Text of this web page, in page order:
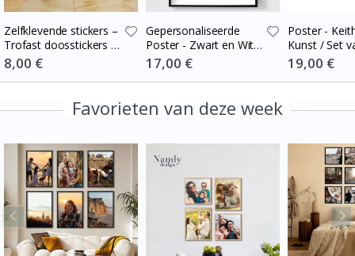
Zelfklevende stickers –
Trofast doosstickers /
Kies maat / Stripes
blue-cream
Special
Price
8,00 €
Gepersonaliseerde
Poster - Zwart en Wit
Hart Fotocollage
Special
Price
17,00 €
Poster -
Kunst / Set
Special
Price
19,00 €
Favorieten van deze week